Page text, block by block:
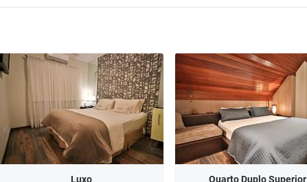
Luxo Quarto Duplo Superior